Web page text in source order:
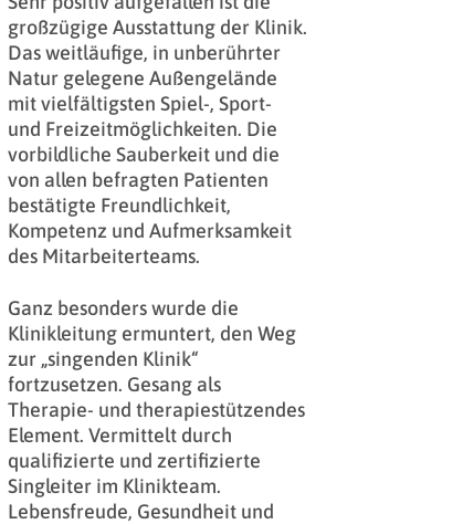
großzügige Ausstattung der Klinik.
Das weitläufige, in unberührter
Natur gelegene Außengelände
mit vielfältigsten Spiel-, Sport-
und Freizeitmöglichkeiten. Die
vorbildliche Sauberkeit und die
von allen befragten Patienten
bestätigte Freundlichkeit,
Kompetenz und Aufmerksamkeit
des Mitarbeiterteams.
Ganz besonders wurde die
Klinikleitung ermuntert, den Weg
zur „singenden Klinik“
fortzusetzen. Gesang als
Therapie- und therapiestützendes
Element. Vermittelt durch
qualifizierte und zertifizierte
Singleiter im Klinikteam.
Lebensfreude, Gesundheit und